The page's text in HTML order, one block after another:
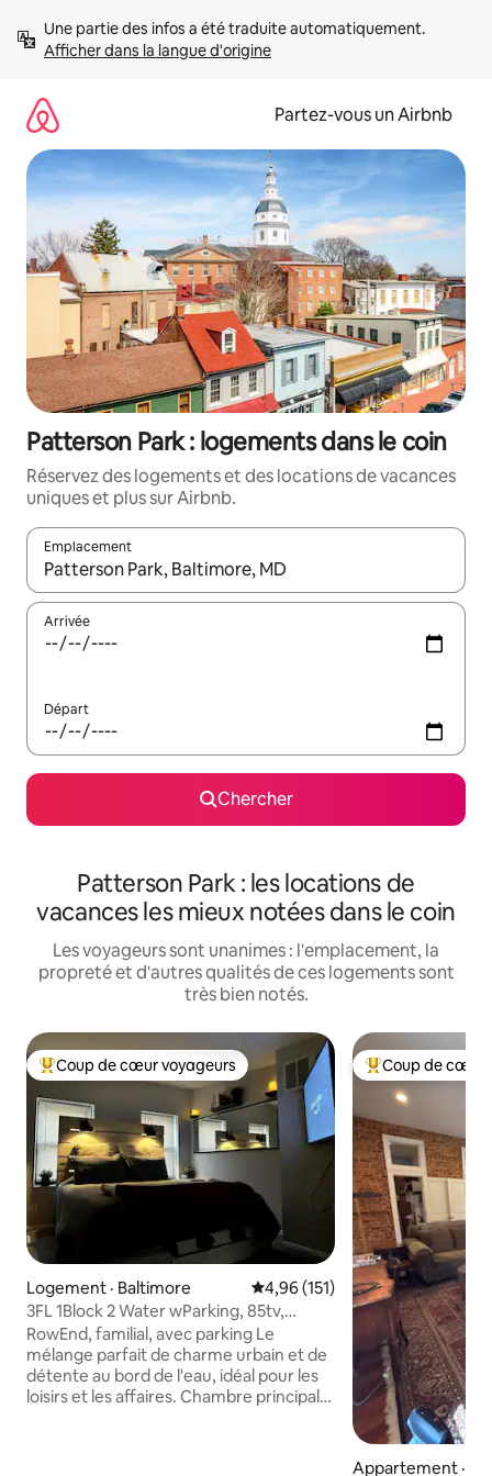
directement
Afficher dans la langue d'origine
Partez-vous un Airbnb
Patterson Park : logements dans le coin
Réservez des logements et des locations de vacances
uniques et plus sur Airbnb.
Emplacement
Quand les résultats sont affichés, parcourez-les en utilisant
Arrivée
Départ
Chercher
Patterson Park : les locations de
vacances les mieux notées dans le coin
Les voyageurs sont unanimes : l'emplacement, la
propreté et d'autres qualités de ces logements sont
très bien notés.
Coup de cœur voyageurs parmi les plus aimés
Coup de cœur voyageurs
Logement · Baltimore Note moyenne de 4,96 sur 5,
4,96 (151)
3FL 1Block 2 Water wParking, 85tv,
cheminée, lit 1 K
RowEnd, familial, avec parking Le
mélange parfait de charme urbain et de
détente au bord de l'eau, idéal pour les
loisirs et les affaires. Chambre principale
Coup de cœur
Coup de cœur
Appartement ·